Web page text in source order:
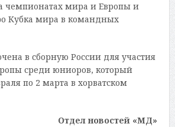
чемпионатах мира и Европы и
Кубка мира в командных
в сборную России для участия
среди юниоров, который
по 2 марта в хорватском
Отдел новостей «МД»